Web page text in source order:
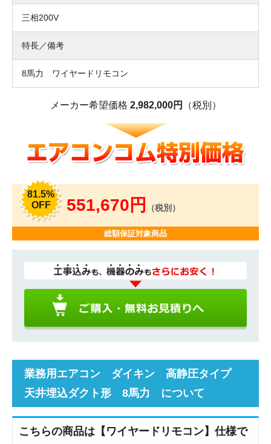
三相200V
特長／備考
8馬力 ワイヤードリモコン
メーカー希望価格 2,982,000円 （税別）
81.5%
OFF
551,670円 （税別）
総額保証対象商品
業務用エアコン ダイキン 高静圧タイプ
天井埋込ダクト形 8馬力 について
こちらの商品は【ワイヤードリモコン】仕様で